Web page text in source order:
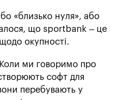
«близько нуля», або
що sportbank – це
окупності.
ми говоримо про
софт для
перебувають у